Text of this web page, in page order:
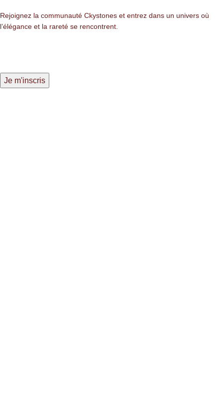
Rejoignez la communauté Ckystones et entrez dans un univers où
l’élégance et la rareté se rencontrent.